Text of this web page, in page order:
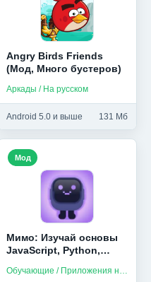
Angry Birds Friends
(Мод, Много бустеров)
Аркады / На русском
Android 5.0 и выше 131 Мб
Мимо: Изучай основы
JavaScript, Python,
Unlocked)
Обучающие / Приложения на русском
Мод